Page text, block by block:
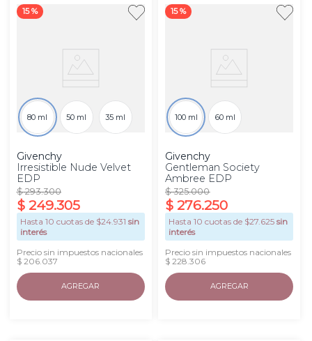
15 %
80 ml 50 ml 35 ml
Givenchy
Irresistible Nude Velvet
EDP
$ 293.300
$ 249.305
Hasta 10 cuotas de $24.931 sin
interés
Precio sin impuestos nacionales
$ 206.037
AGREGAR
15 %
100 ml 60 ml
Givenchy
Gentleman Society
Ambree EDP
$ 325.000
$ 276.250
Hasta10 cuotas de $27.625 sin
interés
Precio sin impuestos nacionales
$ 228.306
AGREGAR